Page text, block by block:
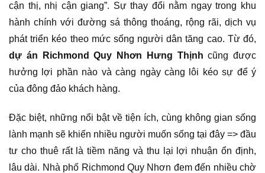
cận thị, nhị cận giang”. Sự thay đổi nằm ngay trong khu
hành chính với đường sá thông thoáng, rộng rãi, dịch vụ
phát triển kéo theo mức sống người dân tăng cao. Từ đó,
dự án Richmond Quy Nhơn Hưng Thịnh cũng được
hưởng lợi phần nào và càng ngày càng lôi kéo sự để ý
của đông đảo khách hàng.
Đặc biệt, những nổi bật về tiện ích, cùng không gian sống
lành mạnh sẽ khiến nhiều người muốn sống tại đây => đầu
tư cho thuê rất là tiềm năng và thu lại lợi nhuận ổn định,
lâu dài. Nhà phố Richmond Quy Nhơn đem đến nhiều chờ